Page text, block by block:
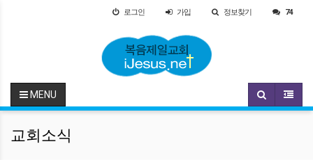
로그인 가입 정보찾기 74
MENU
교회소식